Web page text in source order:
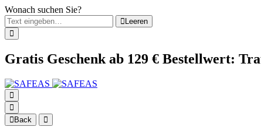
Wonach suchen Sie?
Leeren
Gratis Geschenk ab 129 € Bestellwert:
Back